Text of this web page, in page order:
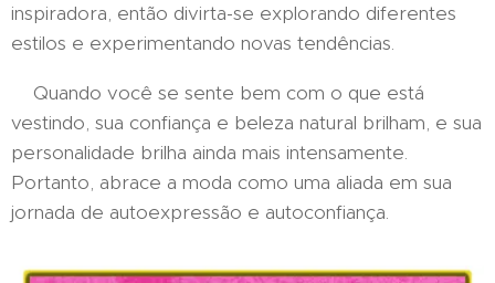
inspiradora, então divirta-se explorando diferentes
estilos e experimentando novas tendências.
Quando você se sente bem com o que está
vestindo, sua confiança e beleza natural brilham, e sua
personalidade brilha ainda mais intensamente.
Portanto, abrace a moda como uma aliada em sua
jornada de autoexpressão e autoconfiança.